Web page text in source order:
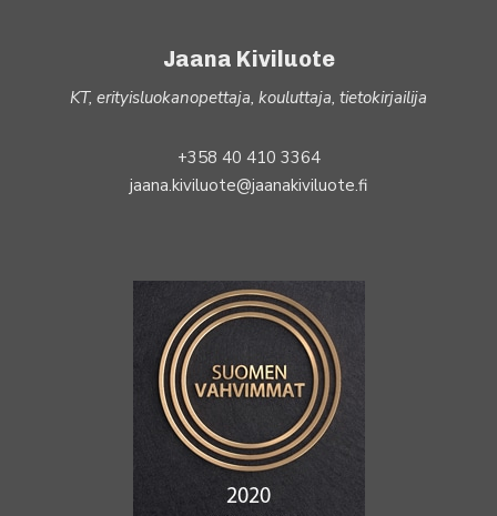
Jaana Kiviluote
KT, erityisluokanopettaja, kouluttaja, tietokirjailija
+358 40 410 3364
jaana.kiviluote@jaanakiviluote.fi